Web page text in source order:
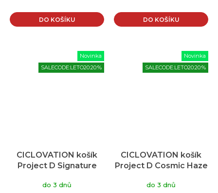
DO KOŠÍKU DO KOŠÍKU
Novinka
SALECODE:LETO20:20:%
CICLOVATION košík
Project D Signature
do 3 dnů
Novinka
SALECODE:LETO20:20:%
CICLOVATION košík
Project D Cosmic Haze
do 3 dnů